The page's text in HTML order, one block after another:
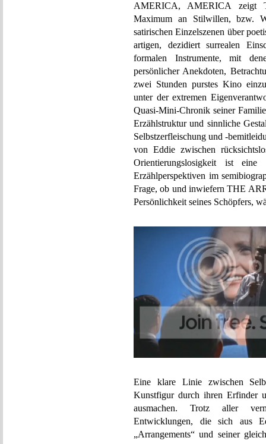
AMERICA, AMERICA zeigt
Maximum an Stilwillen, bzw.
satirischen Einzelszenen über
artigen, dezidiert surrealen
formalen Instrumente, mit
persönlicher Anekdoten,
zwei Stunden purstes Kino
unter der extremen
Quasi-Mini-Chronik seiner
Erzählstruktur und sinnliche
Selbstzerfleischung und -
von Eddie zwischen
Orientierungslosigkeit ist eine
Erzählperspektiven im
Frage, ob und inwiefern THE
Persönlichkeit seines Schöpfers,
Eine klare Linie zwischen
Kunstfigur durch ihren Erfinder
ausmachen. Trotz aller
Entwicklungen, die sich aus
„Arrangements“ und seiner